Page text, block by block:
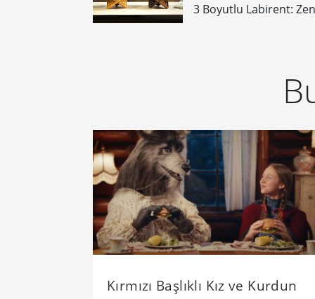
3 Boyutlu Labirent:
Kırmızı Başlıklı Kız ve Kurdun